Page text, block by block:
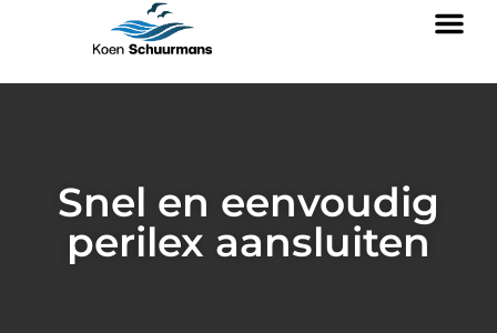
Snel en eenvoudig
perilex aansluiten